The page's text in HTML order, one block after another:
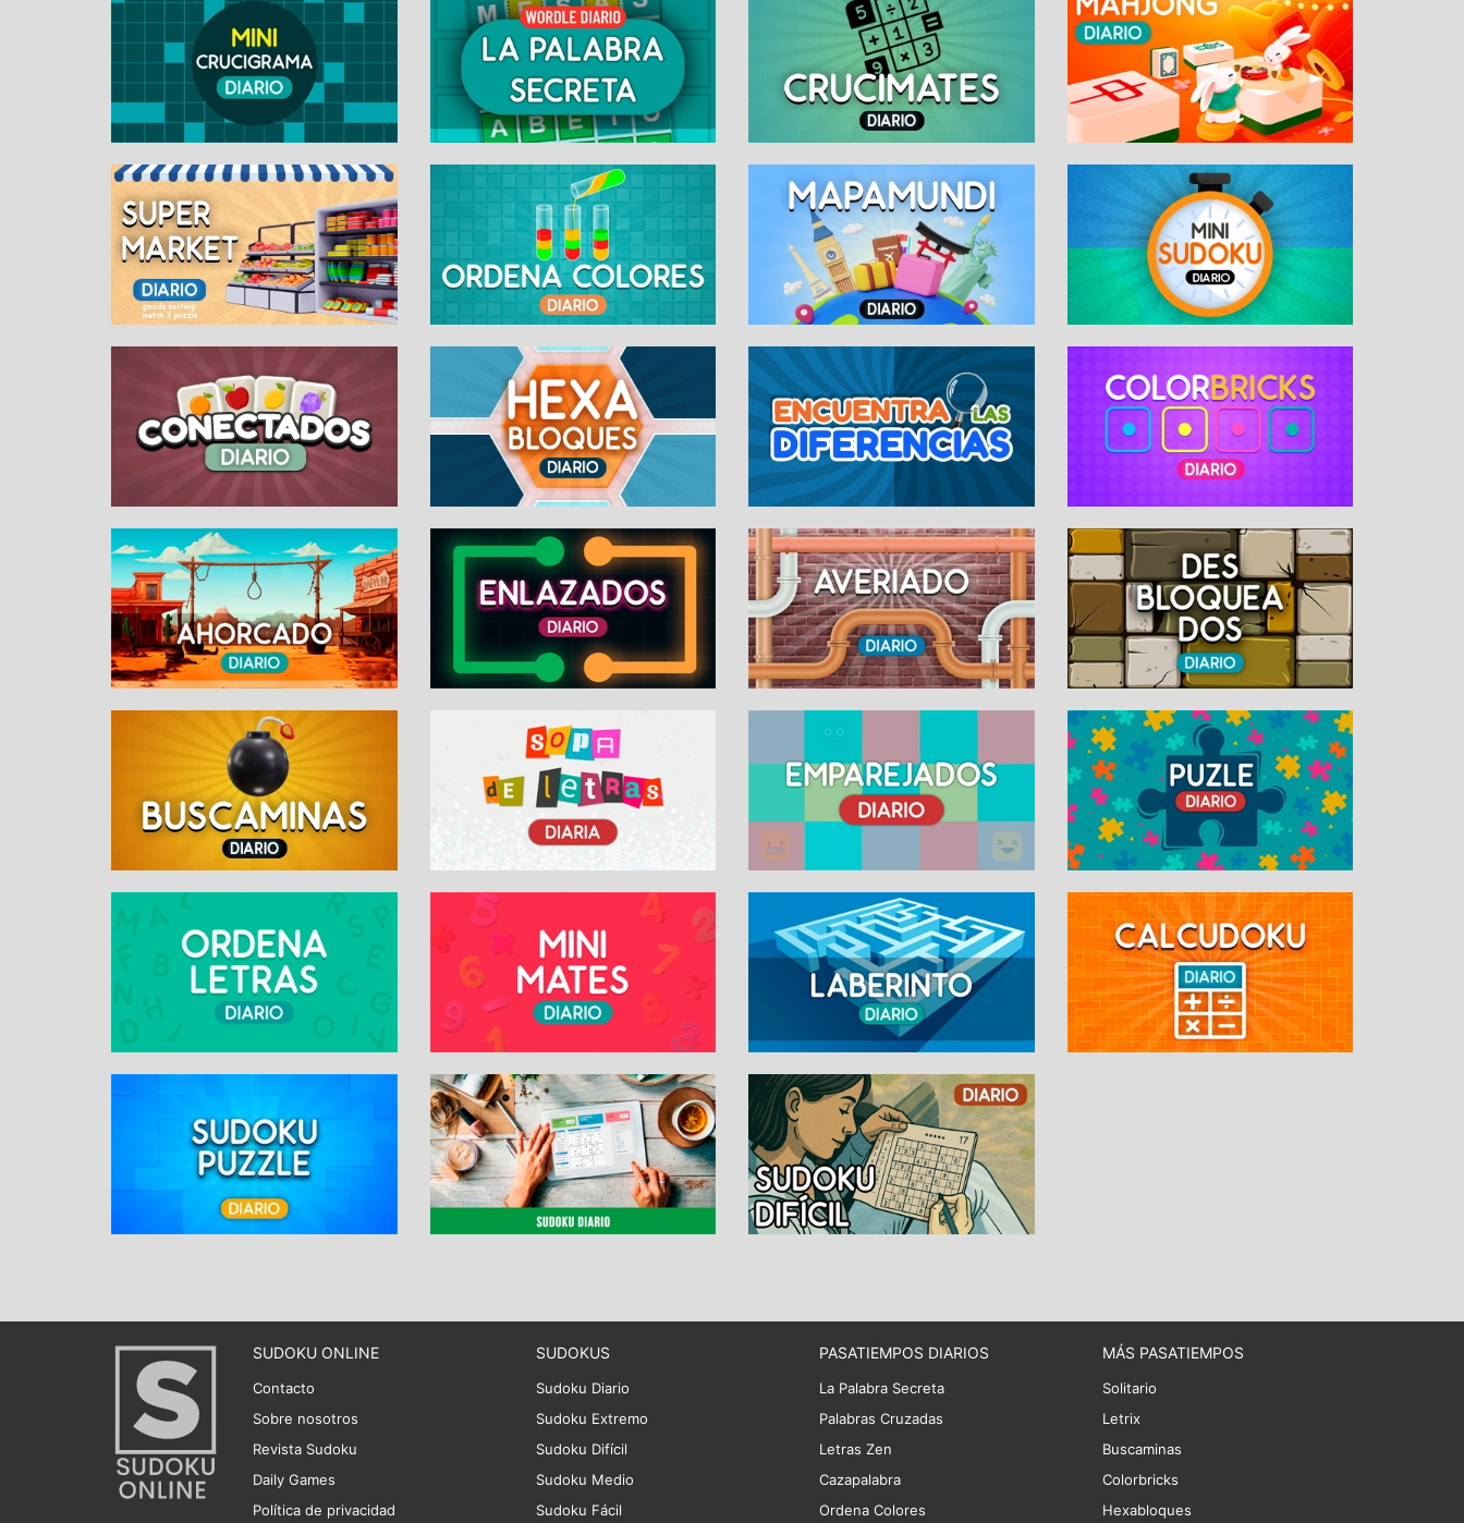
SUDOKU ONLINE
Contacto
Sobre nosotros
Revista Sudoku
Daily Games
Política de privacidad
SUDOKUS
Sudoku Diario
Sudoku Extremo
Sudoku Difícil
Sudoku Medio
Sudoku Fácil
PASATIEMPOS DIARIOS
La Palabra Secreta
Palabras Cruzadas
Letras Zen
Cazapalabra
Ordena Colores
MÁS PASATIEMPOS
Solitario
Letrix
Buscaminas
Colorbricks
Hexabloques